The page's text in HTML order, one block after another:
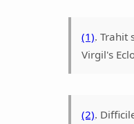
(1). Trahit
Virgil's
(2).